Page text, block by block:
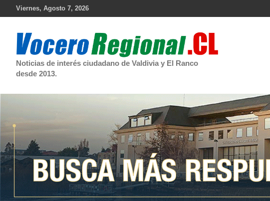
Viernes, Agosto 7, 2026
Noticias de interés ciudadano de Valdivia y El Ranco
desde 2013.